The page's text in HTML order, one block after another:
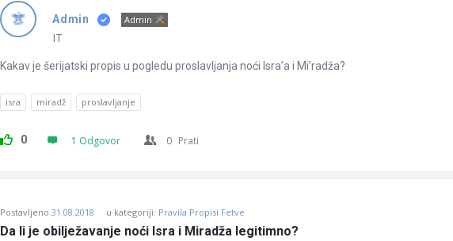
Admin Admin
IT
Kakav je šerijatski propis u pogledu proslavljanja noći Isra’a i Mi’radža?
isra miradž proslavljanje
0 1 Odgovor 0 Prati
Postavljeno 31.08.2018 u kategoriji: Pravila Propisi Fetve
Da li je obilježavanje noći Isra i Miradža legitimno?